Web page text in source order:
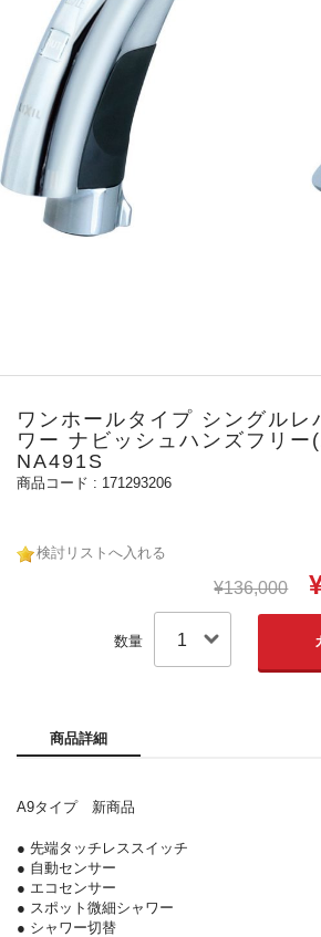
ワンホールタイプ シングルレ
ワー ナビッシュハンズフリ
NA491S
171293206
検討リストへ入れる
¥136,000
数量
商品詳細
A9タイプ 新商品
● 先端タッチレススイッチ
● 自動センサー
● エコセンサー
● スポット微細シャワー
● シャワー切替